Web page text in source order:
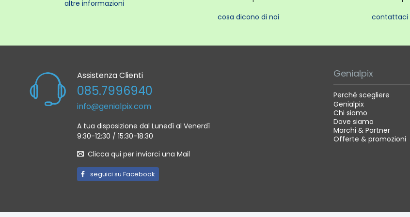
altre informazioni
cosa dicono di noi
contattaci
Assistenza Clienti
085.7996940
info@genialpix.com
A tua disposizione dal Lunedì al Venerdì
9:30-12:30 / 15:30-18:30
Clicca qui per inviarci una Mail
seguici su Facebook
Genialpix
Perché scegliere
Genialpix
Chi siamo
Dove siamo
Marchi & Partner
Offerte & promozioni